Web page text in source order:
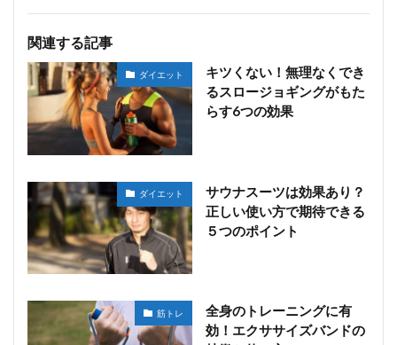
関連する記事
ダイエット
キツくない！無理なくでき
るスロージョギングがもた
らす6つの効果
ダイエット
サウナスーツは効果あり？
正しい使い方で期待できる
５つのポイント
筋トレ
全身のトレーニングに有
効！エクササイズバンドの